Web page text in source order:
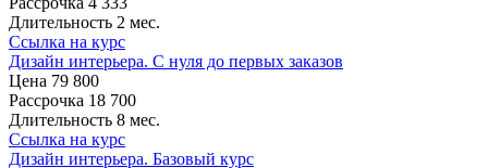
Длительность 2 мес.
Ссылка на курс
Дизайн интерьера. С нуля до первых заказов
Цена 79 800
Рассрочка 18 700
Длительность 8 мес.
Ссылка на курс
Дизайн интерьера. Базовый курс